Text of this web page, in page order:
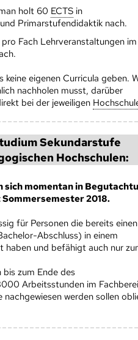
holt 60 ECTS in
Primarstufendidaktik nach.
Fach Lehrveranstaltungen im
keine eigenen Curricula geben.
nachholen musst, darüber
bei der jeweiligen
Sekundarstufe
Hoch­schulen:
sich momentan in
2018.
für Personen die bereits einen
Abschluss) in einem
haben und befähigt auch nur
bis zum Ende des
Arbeitsstunden im
nachgewiesen werden sollen